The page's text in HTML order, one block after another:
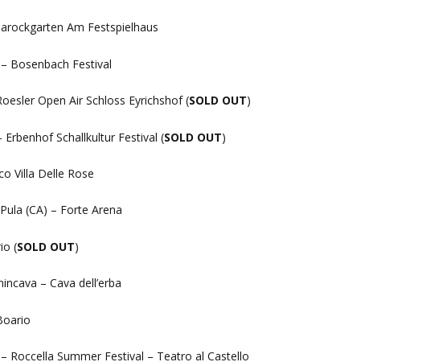
Am Festspielhaus
Bosenbach Festival
Open Air Schloss Eyrichshof (SOLD OUT)
Schallkultur Festival (SOLD OUT)
Villa Delle Rose
(CA) – Forte Arena
(SOLD OUT)
– Cava dell’erba
Roccella Summer Festival – Teatro al Castello